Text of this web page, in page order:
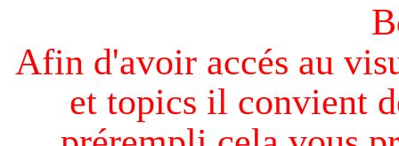
Afin d'avoir accés au
et topics il convient